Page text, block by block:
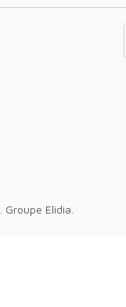
Groupe Elidia